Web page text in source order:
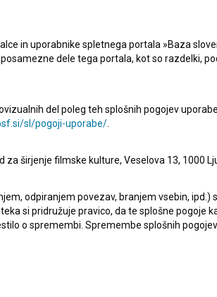
ki je bila udeležena priTiigra (2001).
in uporabnike spletnega portala »Baza
dele tega portala, kot so razdelki,
del poleg teh splošnih pogojev
sl/pogoji-uporabe/
širjenje filmske kulture, Veselova 13, 1000
odpiranjem povezav, branjem vsebin, ipd.)
si pridružuje pravico, da te splošne pogoje
o spremembi. Spremembe splošnih